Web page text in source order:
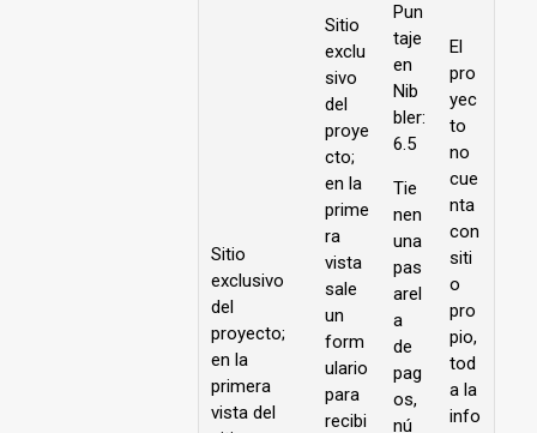
Sitio
exclusivo
del
proyecto;
en la
primera
vista del
Sitio
exclu
sivo
del
proye
cto;
en la
prime
ra
vista
sale
un
form
ulario
para
recibi
Pun
taje
en
Nib
bler:
6.5
Tie
nen
una
pas
arel
a
de
pag
os,
nú
El
pro
yec
to
no
cue
nta
con
siti
o
pro
pio,
tod
a la
info